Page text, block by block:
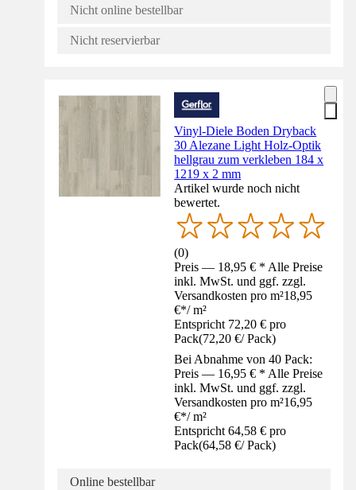
Nicht online bestellbar
Nicht reservierbar
Vinyl-Diele Boden Dryback
30 Alezane Light Holz-Optik
hellgrau zum verkleben 184 x
1219 x 2 mm
Artikel wurde noch nicht
bewertet.
(0)
Preis — 18,95 € * Alle Preise
inkl. MwSt. und ggf. zzgl.
Versandkosten pro m²18,95
€*/ m²
Entspricht 72,20 € pro
Pack(72,20 €/ Pack)
Bei Abnahme von 40 Pack:
Preis — 16,95 € * Alle Preise
inkl. MwSt. und ggf. zzgl.
Versandkosten pro m²16,95
€*/ m²
Entspricht 64,58 € pro
Pack(64,58 €/ Pack)
Online bestellbar